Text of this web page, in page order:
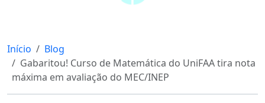
Início
Blog
Gabaritou! Curso de Matemática do UniFAA tira nota
máxima em avaliação do MEC/INEP